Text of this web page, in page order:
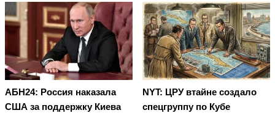
АБН24: Россия наказала
США за поддержку Киева
NYT: ЦРУ втайне создало
спецгруппу по Кубе